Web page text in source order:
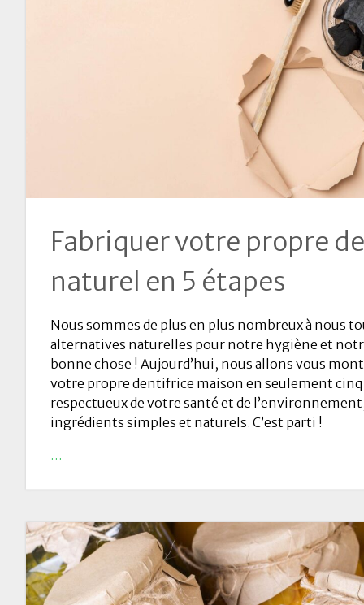
Fabriquer votre propre
naturel en 5 étapes
Nous sommes de plus en plus nombreux à nous
alternatives naturelles pour notre hygiène et
bonne chose ! Aujourd’hui, nous allons vous
votre propre dentifrice maison en seulement
respectueux de votre santé et de
ingrédients simples et naturels. C’est parti !
…